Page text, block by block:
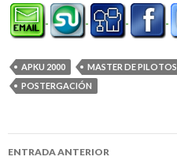
APKU 2000 MASTER DE PILOTOS
POSTERGACIÓN
Navegación
ENTRADA ANTERIOR